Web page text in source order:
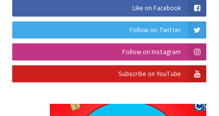
Like on Facebook
Follow on Twitter
Follow on Instagram
Subscribe on YouTube